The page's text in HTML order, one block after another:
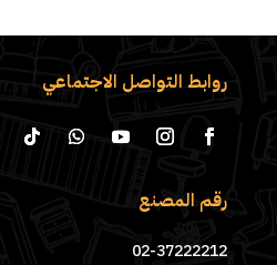
روابط التواصل الاجتماعي
رقم المصنع
02-37222212